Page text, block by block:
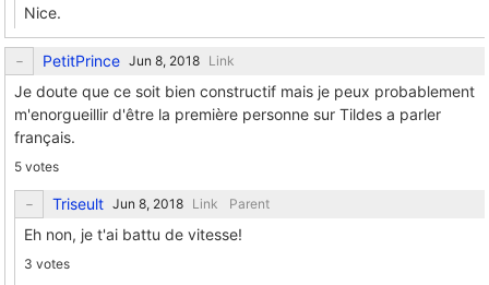
Nice.
PetitPrince Link
Je doute que ce soit bien constructif mais je peux probablement
m'enorgueillir d'être la première personne sur Tildes a parler
français.
5 votes
Triseult Link Parent
Eh non, je t'ai battu de vitesse!
3 votes